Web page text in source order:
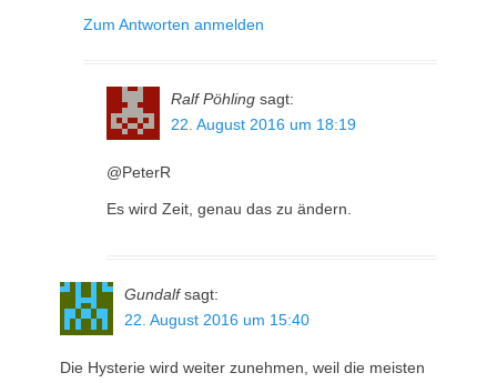
Zum Antworten anmelden
Ralf Pöhling sagt:
22. August 2016 um 18:19
@PeterR
Es wird Zeit, genau das zu ändern.
Gundalf sagt:
22. August 2016 um 15:40
Die Hysterie wird weiter zunehmen, weil die meisten